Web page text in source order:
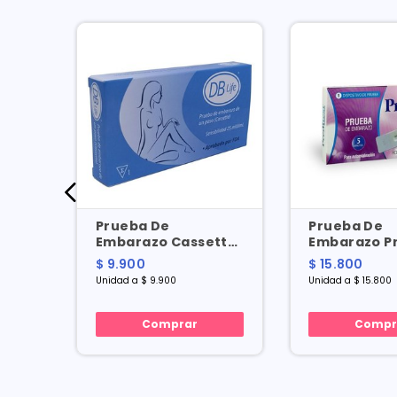
Prueba De
Embarazo Cassette
Db Life X 1 Und
$ 9.900
Unidad a $ 9.900
Comprar
Prueba De
Embarazo
Cassette X 1
$ 15.800
Unidad a $ 15.800